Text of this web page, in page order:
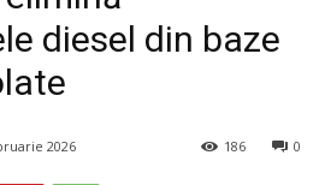
diesel din baze
2026 0
186